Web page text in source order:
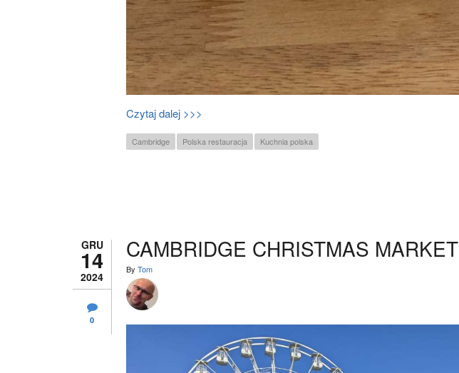
Czytaj dalej >>>
Cambridge Polska restauracja Kuchnia polska
GRU
14
2024
0
CAMBRIDGE CHRISTMAS MARKET
By Tom